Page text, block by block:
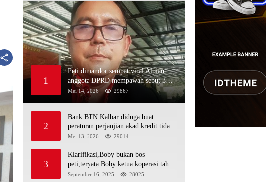
1
Peti dimandor sempat viral Alpian
anggota DPRD mempawah sebut 3
nama polisi minja,alau dan Rojali
sebagai bos peti,Bahkan ada alat berat
Mei 14, 2026 29867
2
Bank BTN Kalbar diduga buat
peraturan perjanjian akad kredit tidak
mengikuti KUHPerdata debitur awam
dasar hukum
Mei 13, 2026 29014
3
Klarifikasi,Boby bukan bos
peti,teryata Boby ketua koperasi tahta
kencana hulu
September 16, 2025 28025